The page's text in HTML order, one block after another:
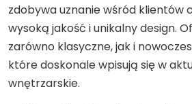
zdobywa uznanie wśród klientów
wysoką jakość i unikalny design.
zarówno klasyczne, jak i
które doskonale wpisują się w
wnętrzarskie.